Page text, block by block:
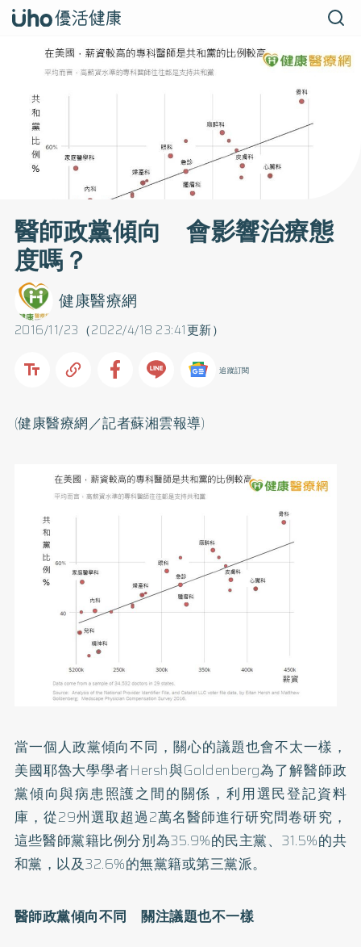
醫師政黨傾向 會影響治療態
度嗎？
2016/11/23（2022/4/18 23:41更新）
健康醫療網
追蹤訂閱
(健康醫療網／記者蘇湘雲報導)
當一個人政黨傾向不同，關心的議題也會不太一樣，
美國耶魯大學學者Hersh與Goldenberg為了解醫師政
黨傾向與病患照護之間的關係，利用選民登記資料
庫，從29州選取超過2萬名醫師進行研究問卷研究，
這些醫師黨籍比例分別為35.9%的民主黨、31.5%的共
和黨，以及32.6%的無黨籍或第三黨派。
醫師政黨傾向不同 關注議題也不一樣